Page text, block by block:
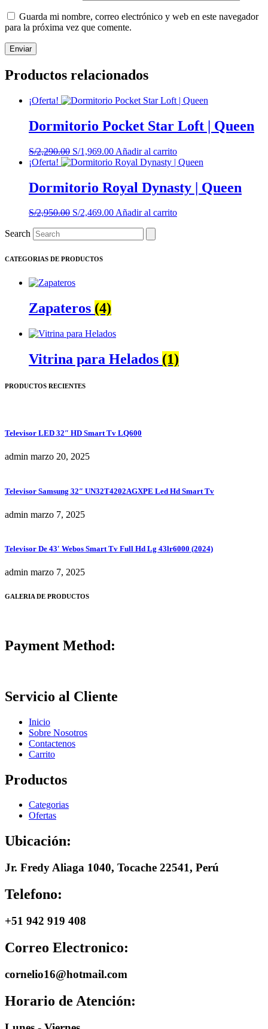
Guarda mi nombre, correo electrónico y web en este navegador
para la próxima vez que comente.
Productos relacionados
¡Oferta!
Dormitorio Pocket Star Loft | Queen
S/2,290.00 El
precio
era:
S/2,290.00.
S/1,969.00El
precio
S/1,969.00.
Añadir al carrito
¡Oferta!
Dormitorio Royal Dynasty | Queen
S/2,950.00 El
S/2,950.00.
S/2,469.00El
Añadir al carrito
Search
CATEGORIAS DE PRODUCTOS
Zapateros (4)
Vitrina para Helados (1)
PRODUCTOS RECIENTES
Televisor LED 32″ HD Smart Tv LQ600
admin marzo 20, 2025
Televisor Samsung 32″ UN32T4202AGXPE Led Hd Smart Tv
admin marzo 7, 2025
Televisor De 43′ Webos Smart Tv Full Hd Lg 43lr6000 (2024)
admin marzo 7, 2025
GALERIA DE PRODUCTOS
Payment Method:
Servicio al Cliente
Inicio
Sobre Nosotros
Contactenos
Carrito
Productos
Categorias
Ofertas
Ubicación:
Jr. Fredy Aliaga 1040, Tocache 22541, Perú
Telefono:
+51 942 919 408
Correo Electronico:
cornelio16@hotmail.com
Horario de Atención: